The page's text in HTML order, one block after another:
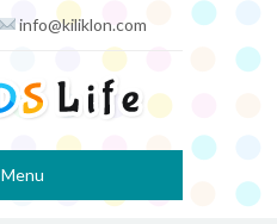
info@kiliklon.com
Menu